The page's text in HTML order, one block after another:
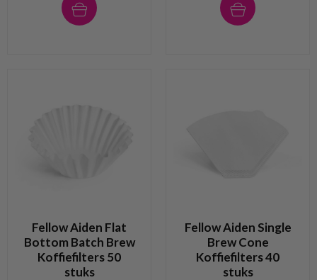
Fellow Aiden Flat
Bottom Batch Brew
Koffiefilters 50
stuks
Fellow Aiden Single
Brew Cone
Koffiefilters 40
stuks